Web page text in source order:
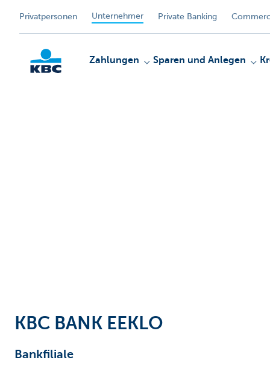
Privatpersonen Unternehmer Private Banking
Zahlungen Sparen und Anlegen
KBC BANK EEKLO
Bankfiliale